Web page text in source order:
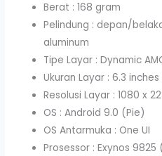
Berat : 168 gram
Pelindung : depan/
aluminum
Tipe Layar : Dynamic
Ukuran Layar : 6.3 inches
Resolusi Layar : 1080 x
OS : Android 9.0 (Pie)
OS Antarmuka : One UI
Prosessor : Exynos